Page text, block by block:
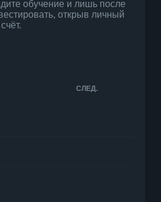
обучение и лишь после
открыв личный
СЛЕД.